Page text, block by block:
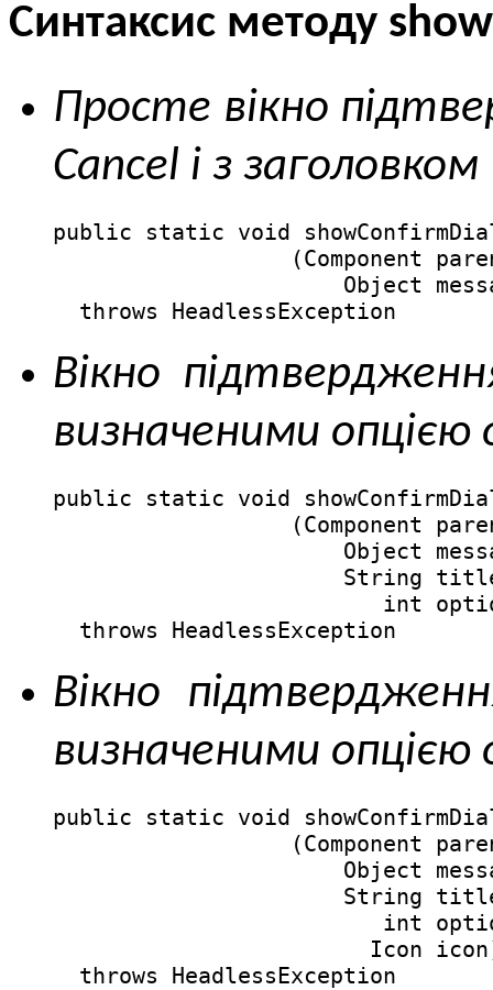
Синтаксис методу
Просте вікно
Cancel і з
public static void
(Component
Object
  throws HeadlessException
Вікно
визначеними опцією
public static void
(Component
Object
String
int
  throws HeadlessException
Вікно
визначеними опцією
public static void
(Component
Object
String
int
Icon
  throws HeadlessException